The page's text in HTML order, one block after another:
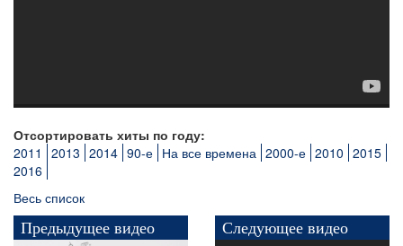
Отсортировать хиты по году:
2011
2013 2014 90-е На все времена 2000-е 2010 2015
2016
Весь список
Предыдущее видео Следующее видео